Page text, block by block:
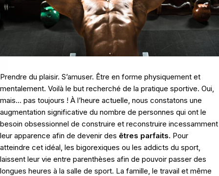
Prendre du plaisir. S’amuser. Être en forme physiquement et
mentalement. Voilà le but recherché de la pratique sportive. Oui,
mais… pas toujours ! À l’heure actuelle, nous constatons une
augmentation significative du nombre de personnes qui ont le
besoin obsessionnel de construire et reconstruire incessamment
leur apparence afin de devenir des êtres parfaits. Pour
atteindre cet idéal, les bigorexiques ou les addicts du sport,
laissent leur vie entre parenthèses afin de pouvoir passer des
longues heures à la salle de sport. La famille, le travail et même